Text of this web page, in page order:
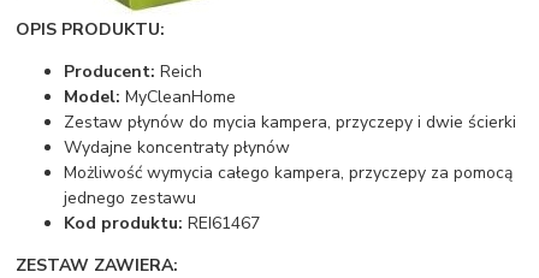
OPIS PRODUKTU:
Producent: Reich
Model: MyCleanHome
Zestaw płynów do mycia kampera, przyczepy i dwie ścierki
Wydajne koncentraty płynów
Możliwość wymycia całego kampera, przyczepy za pomocą
jednego zestawu
Kod produktu: REI61467
ZESTAW ZAWIERA: